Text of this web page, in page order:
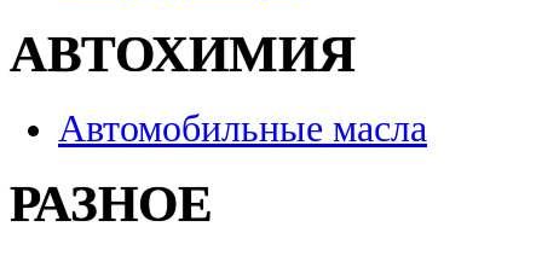
АВТОХИМИЯ
Автомобильные масла
РАЗНОЕ